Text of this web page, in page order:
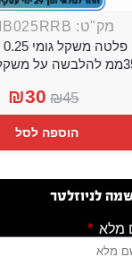
מק"ט: DMB025RRB
משקל מובנה
₪45
₪30
הוספה לסל
לניוזלטר
מלא